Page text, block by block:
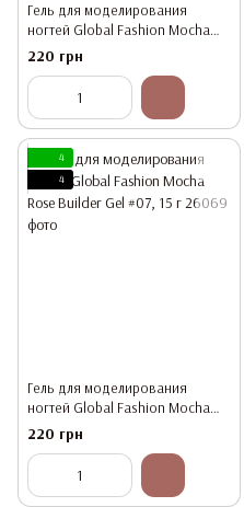
Гель для моделирования
ногтей Global Fashion Mocha
Rose Builder Gel #03, 15 г
220 грн
4
4
Гель для моделирования
ногтей Global Fashion Mocha
Rose Builder Gel #07, 15 г
220 грн